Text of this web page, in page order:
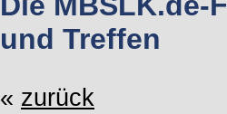
und Treffen
« zurück